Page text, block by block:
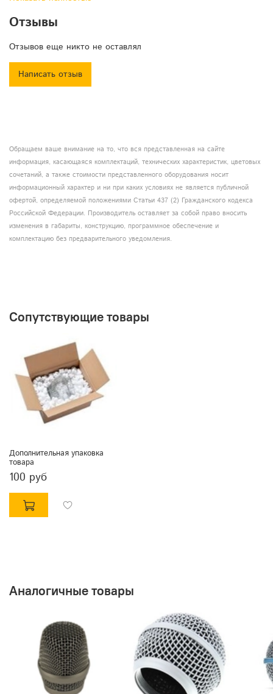
Примерные размеры:
Высота - 6,6 см
Отзывы
Отзывов еще никто не оставлял
Написать отзыв
Обращаем ваше внимание на то, что вся представленная на сайте
информация, касающаяся комплектаций, технических характеристик, цветовых
сочетаний, а также стоимости представленного оборудования носит
информационный характер и ни при каких условиях не является публичной
офертой, определяемой положениями Статьи 437 (2) Гражданского кодекса
Российской Федерации. Производитель оставляет за собой право вносить
изменения в габариты, конструкцию, программное обеспечение и
комплектацию без предварительного уведомления.
Сопутствующие товары
Дополнительная упаковка
товара
100 руб
Аналогичные товары